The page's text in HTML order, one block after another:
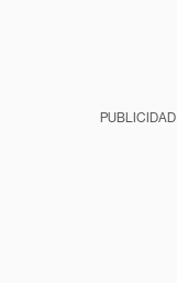
PUBLICIDAD